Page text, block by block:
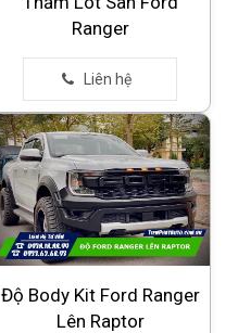
Ranger
Độ Body Kit Ford Ranger
Lên Raptor